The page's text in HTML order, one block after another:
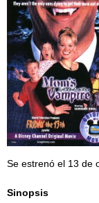
Se estrenó el 13 de
Sinopsis